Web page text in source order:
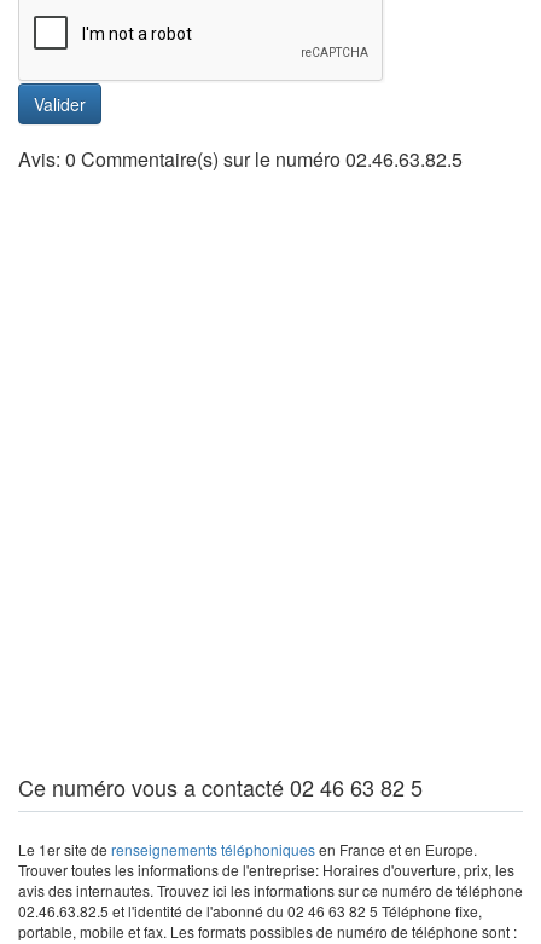
Valider
Avis: 0 Commentaire(s) sur le numéro 02.46.63.82.5
Ce numéro vous a contacté 02 46 63 82 5
Le 1er site de renseignements téléphoniquesen France et en Europe.
Trouver toutes les informations de l'entreprise: Horaires d'ouverture, prix, les
avis des internautes. Trouvez ici les informations sur ce numéro de téléphone
02.46.63.82.5 et l'identité de l'abonné du 02 46 63 82 5 Téléphone fixe,
portable, mobile et fax. Les formats possibles de numéro de téléphone sont :